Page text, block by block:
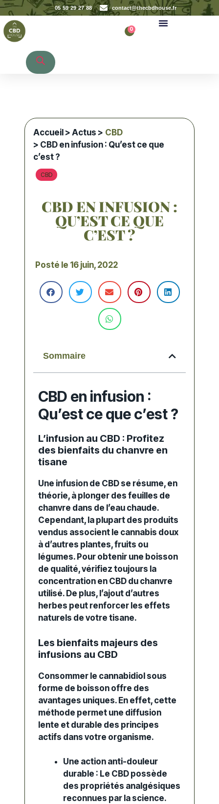
05 59 29 27 88 contact@thecbdhouse.fr
0
Accueil >Actus > CBD
> CBD en infusion : Qu’est ce que
c’est ?
CBD
CBD EN INFUSION :
QU’EST CE QUE
C’EST ?
Posté le 16 juin, 2022
Sommaire
CBD en infusion :
Qu’est ce que c’est ?
L’infusion au CBD : Profitez
des bienfaits du chanvre en
tisane
Une infusion de CBD se résume, en
théorie, à plonger des feuilles de
chanvre dans de l’eau chaude.
Cependant, la plupart des produits
vendus associent le cannabis doux
à d’autres plantes,fruits ou
légumes. Pour obtenir une boisson
de qualité,vérifiez toujours la
concentration en CBD du chanvre
utilisé. De plus, l’ajout d’autres
herbes peut renforcer les effets
naturels de votre tisane.
Les bienfaits majeurs des
infusions au CBD
Consommer le cannabidiol sous
forme de boisson offre des
avantages uniques. En effet, cette
méthode permet une diffusion
lente et durable des principes
actifs dans votre organisme.
Une action anti-douleur
durable : Le CBD possède
des propriétés analgésiques
reconnues par la science.